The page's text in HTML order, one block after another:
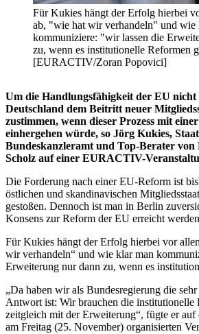
Für Kukies hängt der Erfolg hierbei
ab, "wie hat wir verhandeln" und wie
kommuniziere: "wir lassen die
zu, wenn es institutionelle Reformen
[EURACTIV/Zoran Popovici]
Um die Handlungsfähigkeit der EU nicht
Deutschland dem Beitritt neuer
zustimmen, wenn dieser Prozess mit
einhergehen würde, so Jörg Kukies,
Bundeskanzleramt und Top-Berater von
Scholz auf einer EURACTIV-
Die Forderung nach einer EU-Reform ist
östlichen und skandinavischen
gestoßen. Dennoch ist man in Berlin
Konsens zur Reform der EU erreicht
Für Kukies hängt der Erfolg hierbei vor
wir verhandeln“ und wie klar man
Erweiterung nur dann zu, wenn es
„Da haben wir als Bundesregierung die
Antwort ist: Wir brauchen die institutionelle
zeitgleich mit der Erweiterung“, fügte er
am Freitag (25. November) organisierten